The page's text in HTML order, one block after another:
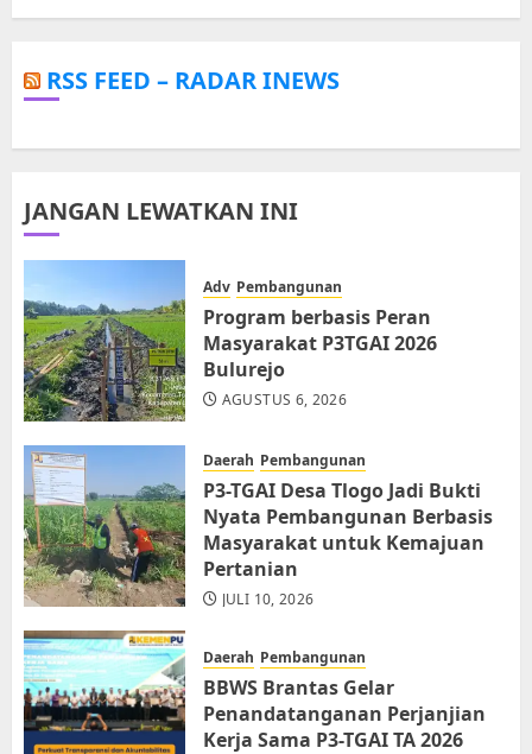
RSS FEED – RADAR INEWS
JANGAN LEWATKAN INI
Adv Pembangunan
Program berbasis Peran
Masyarakat P3TGAI 2026
Bulurejo
AGUSTUS 6, 2026
Daerah Pembangunan
P3-TGAI Desa Tlogo Jadi Bukti
Nyata Pembangunan Berbasis
Masyarakat untuk Kemajuan
Pertanian
JULI 10, 2026
Daerah Pembangunan
BBWS Brantas Gelar
Penandatanganan Perjanjian
Kerja Sama P3-TGAI TA 2026